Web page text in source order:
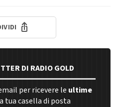
DI RADIO GOLD
per ricevere le ultime
casella di posta